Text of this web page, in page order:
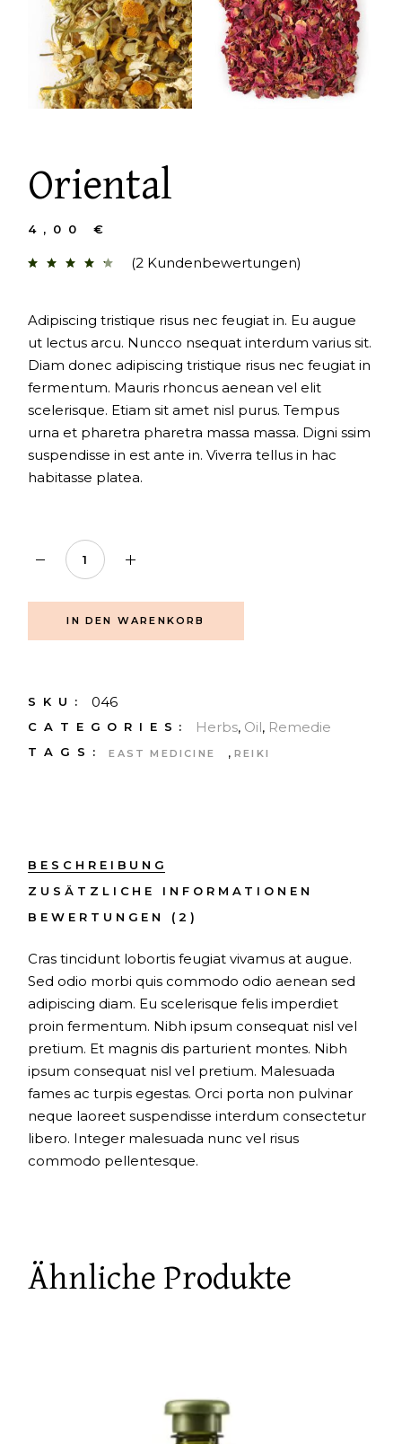
Oriental
4,00€
(2 Kundenbewertungen)
Adipiscing tristique risus nec feugiat in. Eu augue
ut lectus arcu. Nuncco nsequat interdum varius sit.
Diam donec adipiscing tristique risus nec feugiat in
fermentum. Mauris rhoncus aenean vel elit
scelerisque. Etiam sit amet nisl purus. Tempus
urna et pharetra pharetra massa massa. Digni ssim
suspendisse in est ante in. Viverra tellus in hac
habitasse platea.
Oriental quantity
IN DEN WARENKORB
SKU: 046
CATEGORIES: Herbs, Oil, Remedie
TAGS: EAST MEDICINE , REIKI
BESCHREIBUNG
ZUSÄTZLICHE INFORMATIONEN
BEWERTUNGEN (2)
Cras tincidunt lobortis feugiat vivamus at augue.
Sed odio morbi quis commodo odio aenean sed
adipiscing diam. Eu scelerisque felis imperdiet
proin fermentum. Nibh ipsum consequat nisl vel
pretium. Et magnis dis parturient montes. Nibh
ipsum consequat nisl vel pretium. Malesuada
fames ac turpis egestas. Orci porta non pulvinar
neque laoreet suspendisse interdum consectetur
libero. Integer malesuada nunc vel risus
commodo pellentesque.
Ähnliche Produkte